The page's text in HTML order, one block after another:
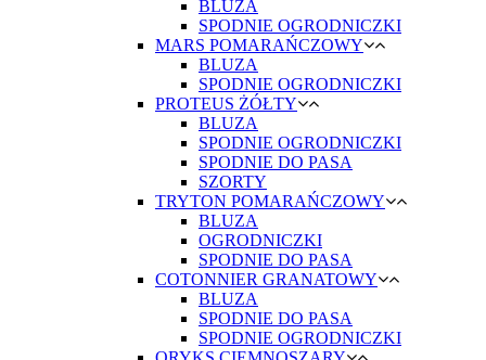
BLUZA
SPODNIE OGRODNICZKI
MARS POMARAŃCZOWY
BLUZA
SPODNIE OGRODNICZKI
PROTEUS ŻÓŁTY
BLUZA
SPODNIE OGRODNICZKI
SPODNIE DO PASA
SZORTY
TRYTON POMARAŃCZOWY
BLUZA
OGRODNICZKI
SPODNIE DO PASA
COTONNIER GRANATOWY
BLUZA
SPODNIE DO PASA
SPODNIE OGRODNICZKI